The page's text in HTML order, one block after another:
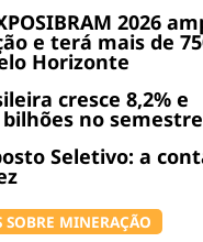
2026
e terá mais de
Horizonte
cresce 8,2% e
no semestre
Seletivo: a
SOBRE MINERAÇÃO